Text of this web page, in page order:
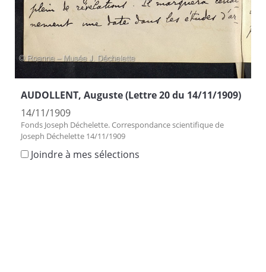
AUDOLLENT, Auguste (Lettre 20 du 14/11/1909)
14/11/1909
Fonds Joseph Déchelette. Correspondance scientifique de
Joseph Déchelette 14/11/1909
Joindre à mes sélections